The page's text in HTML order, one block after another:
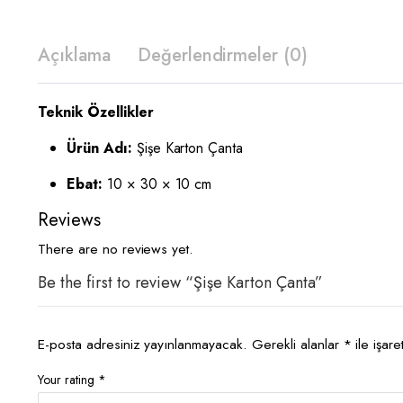
Açıklama Değerlendirmeler (0)
Teknik Özellikler
Ürün Adı: Şişe Karton Çanta
Ebat: 10 × 30 × 10 cm
Reviews
There are no reviews yet.
Be the first to review “Şişe Karton Çanta”
E-posta adresiniz yayınlanmayacak. Gerekli alanlar * ile
Your rating *